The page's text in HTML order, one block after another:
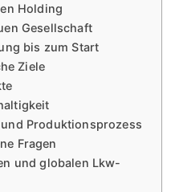
Holding
Gesellschaft
bis zum Start
Ziele
Produktionsprozess
Fragen
und globalen Lkw-